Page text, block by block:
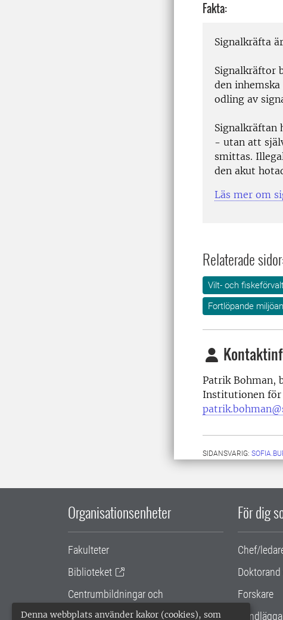
Denna webbplats använder kakor (cookies), som
Fakta:
Signalkräfta
Signalkräftor
den
odling av
Signalkräftan
- utan att
smittas.
den akut
Läs mer om
Relaterade
Vilt- och
Fortlöpande
Patrik Bohman,
Institutionen för
SIDANSVARIG:
Organisationsenheter
Fakulteter
Biblioteket
Centrumbildningar och
samarbetsprojekt
För dig
Chef/
Forskare